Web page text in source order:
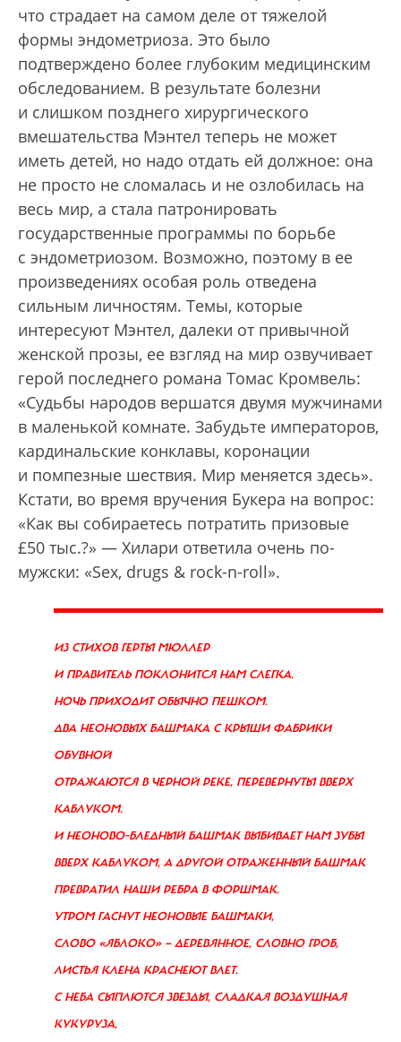
что страдает на самом деле от тяжелой
формы эндометриоза. Это было
подтверждено более глубоким медицинским
обследованием. В результате болезни
и слишком позднего хирургического
вмешательства Мэнтел теперь не может
иметь детей, но надо отдать ей должное: она
не просто не сломалась и не озлобилась на
весь мир, а стала патронировать
государственные программы по борьбе
с эндометриозом. Возможно, поэтому в ее
произведениях особая роль отведена
сильным личностям. Темы, которые
интересуют Мэнтел, далеки от привычной
женской прозы, ее взгляд на мир озвучивает
герой последнего романа Томас Кромвель:
«Судьбы народов вершатся двумя мужчинами
в маленькой комнате. Забудьте императоров,
кардинальские конклавы, коронации
и помпезные шествия. Мир меняется здесь».
Кстати, во время вручения Букера на вопрос:
«Как вы собираетесь потратить призовые
£50 тыс.?» — Хилари ответила очень по-
мужски: «Sex, drugs & rock-n-roll».
ИЗ СТИХОВ ГЕРТЫ МЮЛЛЕР
И ПРАВИТЕЛЬ ПОКЛОНИТСЯ НАМ СЛЕГКА.
НОЧЬ ПРИХОДИТ ОБЫЧНО ПЕШКОМ.
ДВА НЕОНОВЫХ БАШМАКА С КРЫШИ ФАБРИКИ
ОБУВНОЙ
ОТРАЖАЮТСЯ В ЧЕРНОЙ РЕКЕ, ПЕРЕВЕРНУТЫ ВВЕРХ
КАБЛУКОМ.
И НЕОНОВО-БЛЕДНЫЙ БАШМАК ВЫБИВАЕТ НАМ ЗУБЫ
ВВЕРХ КАБЛУКОМ, А ДРУГОЙ ОТРАЖЕННЫЙ БАШМАК
ПРЕВРАТИЛ НАШИ РЕБРА В ФОРШМАК.
УТРОМ ГАСНУТ НЕОНОВЫЕ БАШМАКИ,
СЛОВО «ЯБЛОКО» — ДЕРЕВЯННОЕ, СЛОВНО ГРОБ,
ЛИСТЬЯ КЛЕНА КРАСНЕЮТ ВЛЕТ.
С НЕБА СЫПЛЮТСЯ ЗВЕЗДЫ, СЛАДКАЯ ВОЗДУШНАЯ
КУКУРУЗА,